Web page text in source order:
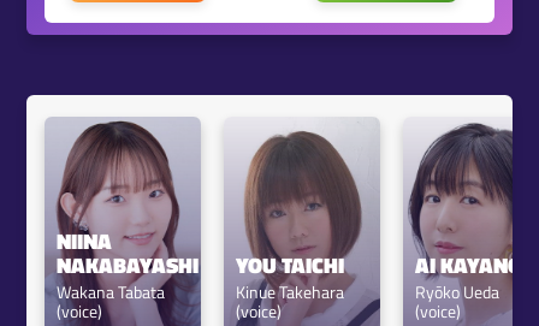
NIINA
NAKABAYASHI
Wakana Tabata
(voice)
YOU TAICHI
Kinue Takehara
(voice)
AI KAYANO
Ryōko Ueda
(voice)